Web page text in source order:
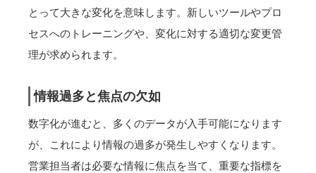
とって大きな変化を意味します。新しいツールやプロ
セスへのトレーニングや、変化に対する適切な変更管
理が求められます。
情報過多と焦点の欠如
数字化が進むと、多くのデータが入手可能になります
が、これにより情報の過多が発生しやすくなります。
営業担当者は必要な情報に焦点を当て、重要な指標を